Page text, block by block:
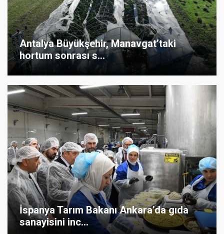
Antalya Büyükşehir, Manavgat’taki
hortum sonrası s...
İspanya Tarım Bakanı Ankara’da gıda
sanayisini inc...